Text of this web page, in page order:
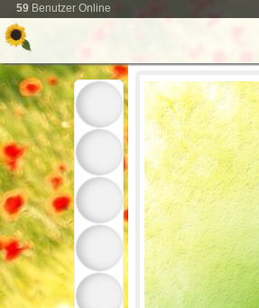
59 Benutzer Online